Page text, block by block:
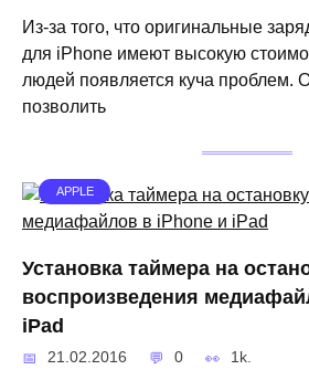
Из-за того, что оригинальные
для iPhone имеют высокую
людей появляется куча проблем.
позволить
APPLE
Установка таймера на
воспроизведения
iPad
21.02.2016 0 1k.